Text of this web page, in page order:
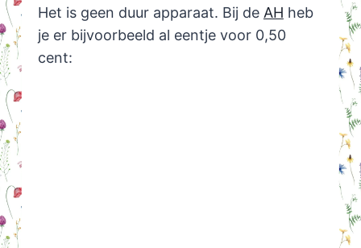
Het is geen duur apparaat. Bij de AH heb
je er bijvoorbeeld al eentje voor 0,50
cent: